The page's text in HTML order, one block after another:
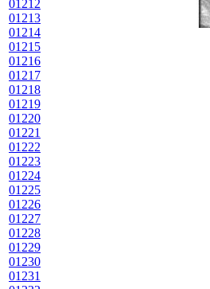
01212
01213
01214
01215
01216
01217
01218
01219
01220
01221
01222
01223
01224
01225
01226
01227
01228
01229
01230
01231